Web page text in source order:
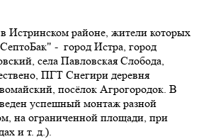
Истринском районе, жители которых
- город Истра, город
села Павловская Слобода,
ПГТ Снегири деревня
посёлок Агрогородок. В
успешный монтаж разной
на ограниченной площади, при
и т. д.).